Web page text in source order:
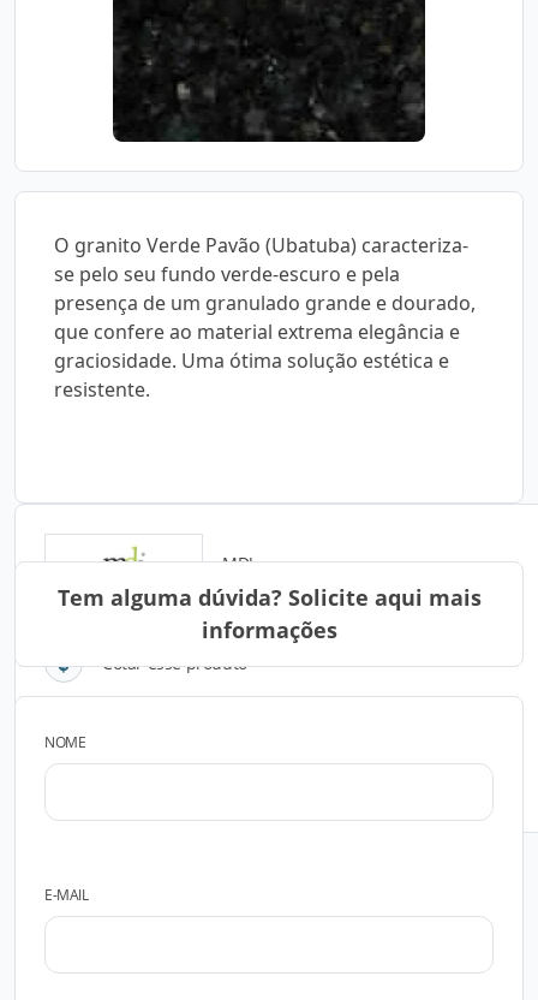
O granito Verde Pavão (Ubatuba) caracteriza-
se pelo seu fundo verde-escuro e pela
presença de um granulado grande e dourado,
que confere ao material extrema elegância e
graciosidade. Uma ótima solução estética e
resistente.
MDJ
Cotar esse produto
FALAR COM O FABRICANTE
Tem alguma dúvida? Solicite aqui mais
informações
NOME
E-MAIL